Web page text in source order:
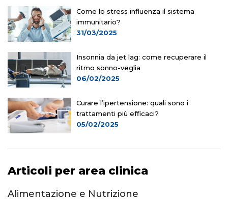
Come lo stress influenza il sistema
immunitario?
31/03/2025
Insonnia da jet lag: come recuperare il
ritmo sonno-veglia
06/02/2025
Curare l’ipertensione: quali sono i
trattamenti più efficaci?
05/02/2025
Articoli per area clinica
Alimentazione e Nutrizione